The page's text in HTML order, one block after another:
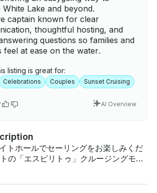
Lake and beyond.
captain known for clear
thoughtful hosting, and
questions so families and
feel at ease on the water.
listing is great for:
Celebrations Couples Sunset Cruising
AI Overview
トホールでセーリングをお楽しみくだ
の「エスピリトゥ」クルージングモノ
ターできます 。料金： 通常の